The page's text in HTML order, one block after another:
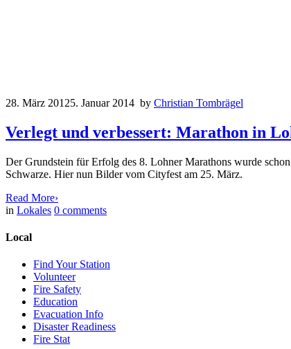
28. März 20125. Januar 2014 by Christian Tombrägel
Verlegt und verbessert: Marathon in
Der Grundstein für Erfolg des 8. Lohner Marathons wurde
Schwarze. Hier nun Bilder vom Cityfest am 25. März.
Read More›
in Lokales 0 comments
Local
Find Your Station
Volunteer
Fire Safety
Education
Evacuation Info
Disaster Readiness
Fire Stat